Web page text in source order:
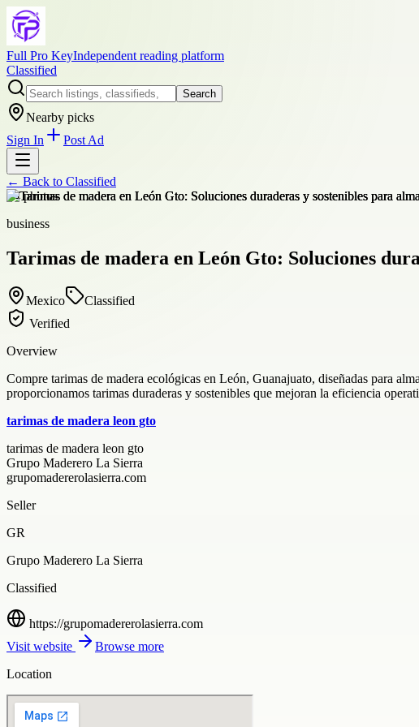
Full Pro KeyIndependent reading platform
Classified
Search
Nearby picks
Sign In
Post Ad
← Back to Classified
+4photos
business
Tarimas de madera en León Gto: Soluciones
Mexico
Classified
Verified
Overview
Compre tarimas de madera ecológicas en León, Guanajuato, diseñadas para
proporcionamos tarimas duraderas y sostenibles que mejoran la eficiencia
tarimas de madera leon gto
tarimas de madera leon gto
Grupo Maderero La Sierra
grupomadererolasierra.com
Seller
GR
Grupo Maderero La Sierra
Classified
https://grupomadererolasierra.com
Visit website
Browse more
Location